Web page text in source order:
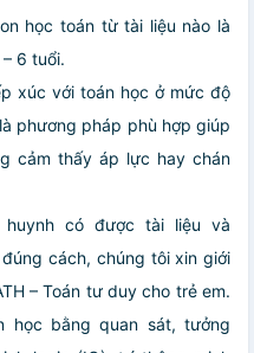
học toán từ tài liệu nào là
6 tuổi.
xúc với toán học ở mức độ
phương pháp phù hợp giúp
cảm thấy áp lực hay chán
có được tài liệu và
cách, chúng tôi xin giới
– Toán tư duy cho trẻ em.
học bằng quan sát, tưởng